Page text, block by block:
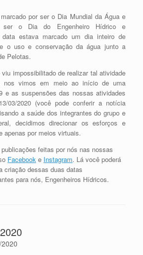
por ser o Dia Mundial da Água e
ser o Dia do Engenheiro Hídrico e
data estava marcado um dia inteiro de
o uso e conservação da água junto a
Pelotas.
impossibilitado de realizar tal atividade
nos vimos em meio ao início de uma
e as suspensões das nossas atividades
03/2020 (você pode conferir a notícia
a saúde dos integrantes do grupo e
decidimos direcionar os esforços e
apenas por meios virtuais.
feitas por nós nas nossas
Facebook e Instagram. Lá você poderá
criação dessas duas datas
para nós, Engenheiros Hídricos.